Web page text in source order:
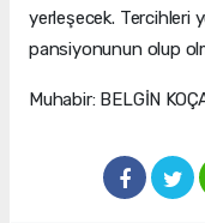
yerleşecek. Tercihleri
pansiyonunun olup
Muhabir: BELGİN